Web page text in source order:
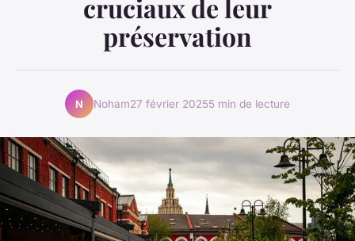
cruciaux de leur
préservation
N Noham27 février 20255 min de lecture